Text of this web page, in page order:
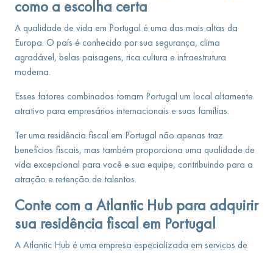
como a escolha certa
A qualidade de vida em Portugal é uma das mais altas da
Europa. O país é conhecido por sua segurança, clima
agradável, belas paisagens, rica cultura e infraestrutura
moderna.
Esses fatores combinados tornam Portugal um local altamente
atrativo para empresários internacionais e suas famílias.
Ter uma residência fiscal em Portugal não apenas traz
benefícios fiscais, mas também proporciona uma qualidade de
vida excepcional para você e sua equipe, contribuindo para a
atração e retenção de talentos.
Conte com a Atlantic Hub para adquirir
sua residência fiscal em Portugal
A Atlantic Hub é uma empresa especializada em serviços de